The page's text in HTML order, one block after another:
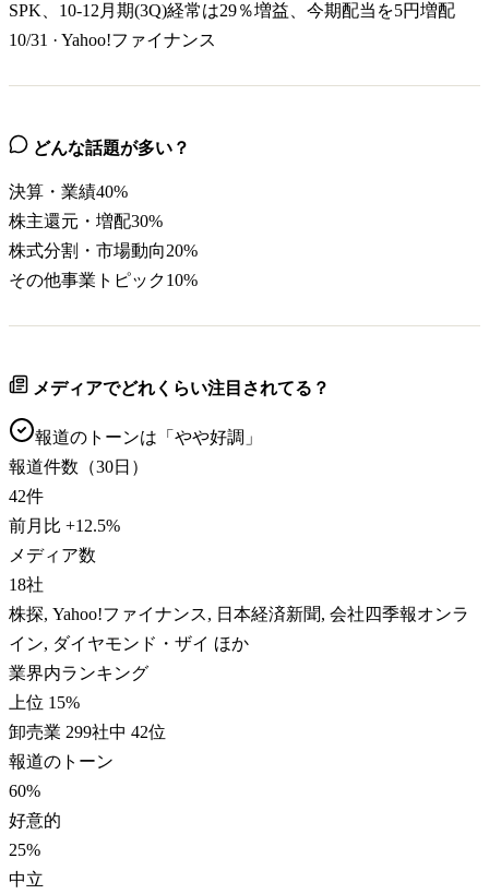
SPK、10-12月期(3Q)経常は29％増益、今期配当を5円増配
10/31 · Yahoo!ファイナンス
どんな話題が多い？
決算・業績40%
株主還元・増配30%
株式分割・市場動向20%
その他事業トピック10%
メディアでどれくらい注目されてる？
報道のトーンは「 やや好調 」
報道件数（30日）
42件
前月比 +12.5%
メディア数
18社
株探, Yahoo!ファイナンス, 日本経済新聞, 会社四季報オンラ
イン, ダイヤモンド・ザイ ほか
業界内ランキング
上位 15%
卸売業 299社中 42位
報道のトーン
60%
好意的
25%
中立